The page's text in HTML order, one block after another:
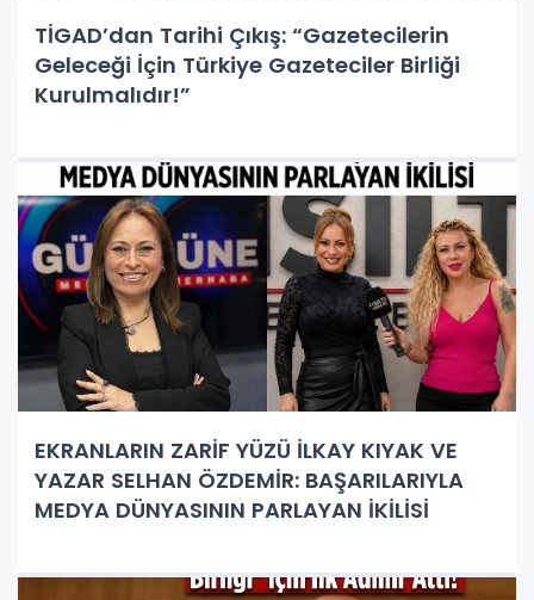
TİGAD’dan Tarihi Çıkış: “Gazetecilerin
Geleceği İçin Türkiye Gazeteciler Birliği
Kurulmalıdır!”
EKRANLARIN ZARİF YÜZÜ İLKAY KIYAK VE
YAZAR SELHAN ÖZDEMİR: BAŞARILARIYLA
MEDYA DÜNYASININ PARLAYAN İKİLİSİ